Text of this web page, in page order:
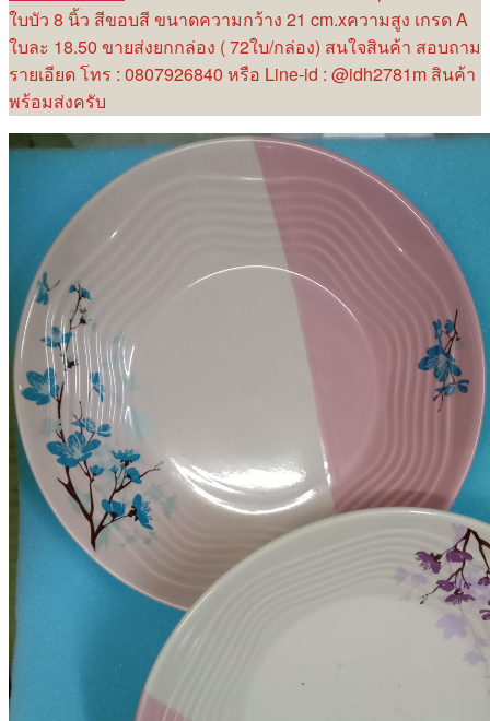
ใบบัว 8 นิ้ว สีขอบสี ขนาดความกว้าง 21 cm.xความสูง เกรด A
ใบละ 18.50 ขายส่งยกกล่อง ( 72ใบ/กล่อง) สนใจสินค้า สอบถาม
รายเอียด โทร : 0807926840 หรือ Line-id : @idh2781m สินค้า
พร้อมส่งครับ